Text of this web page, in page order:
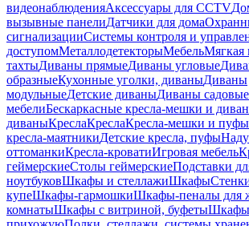
видеонаблюденияАксессуары для CCTV
вызывные панелиДатчики для дома
сигнализацииСистемы контроля и
доступомМеталлодетекторыМебельМягкая
тахтыДиваны прямыеДиваны угловые
образныеКухонные уголки, диваныДиваны
модульныеДетские диваныДиваны садовые
мебелиБескаркасные кресла-мешки и
диваныКреслаКреслаКресла-мешки и пуфы
кресла-маятникиДетские кресла, пуфы
оттоманкиКресла-кроватиИгровая мебель
геймерскиеСтолы геймерскиеПодставки
ноутбуковШкафы и стеллажиШкафы
купеШкафы-гармошкиШкафы-пеналы для
комнатыШкафы с витриной, буфеты